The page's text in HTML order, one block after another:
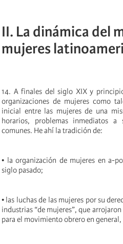
II. La dinámica del
mujeres
14. A finales del siglo XIX y
organizaciones de mujeres como
inicial entre las mujeres de una
horarios, problemas inmediatos a
comunes. He ahí la tradición de:
• la organización de mujeres en a-
siglo pasado;
• las luchas de las mujeres por su
industrias “de mujeres”, que
para el movimiento obrero en general,